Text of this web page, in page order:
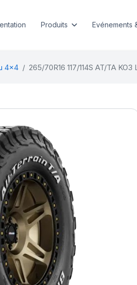
Produits Evénements
4x4 265/70R16 117/114S AT/TA